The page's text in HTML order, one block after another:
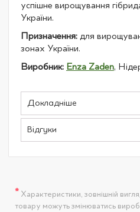
успішне вирощування
України.
Призначення: для
зонах України.
Виробник: Enza Zaden,
Докладніше
Відгуки
* Характеристики, зовнішній
товару можуть змінюватись